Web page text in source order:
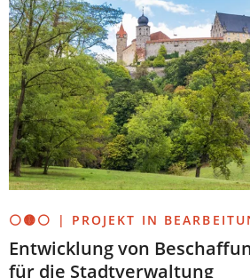
⚪🟡⚪ | PROJEKT IN
Entwicklung von
für die Stadtverwaltung